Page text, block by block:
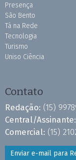
Presença
São Bento
Tá na Rede
Tecnologia
Turismo
Uniso Ciência
Contato
Redação: (15)
Central/Assinante:
Comercial: (15)
Enviar e-mail para